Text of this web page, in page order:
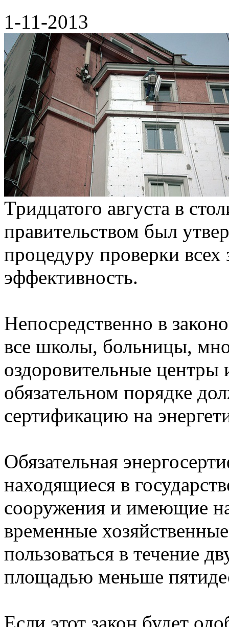
1-11-2013
Тридцатого августа в
правительством был
процедуру проверки
эффективность.
Непосредственно в
все школы, больницы,
оздоровительные центры
обязательном порядке
сертификацию на
Обязательная
находящиеся в
сооружения и имеющие
временные
пользоваться в течение
площадью меньше
Если этот закон будет